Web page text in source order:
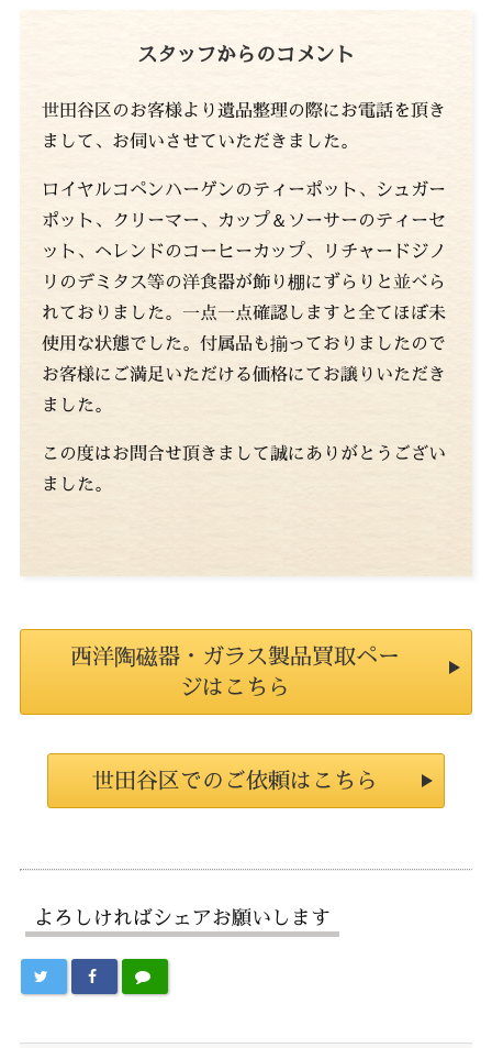
スタッフからのコメント
世田谷区のお客様より遺品整理の際にお電話を頂き
まして、お伺いさせていただきました。
ロイヤルコペンハーゲンのティーポット、シュガー
ポット、クリーマー、カップ＆ソーサーのティーセ
ット、ヘレンドのコーヒーカップ、リチャードジノ
リのデミタス等の洋食器が飾り棚にずらりと並べら
れておりました。一点一点確認しますと全てほぼ未
使用な状態でした。付属品も揃っておりましたので
お客様にご満足いただける価格にてお譲りいただき
ました。
この度はお問合せ頂きまして誠にありがとうござい
ました。
西洋陶磁器・ガラス製品買取ペー
ジはこちら
世田谷区でのご依頼はこちら
よろしければシェアお願いします